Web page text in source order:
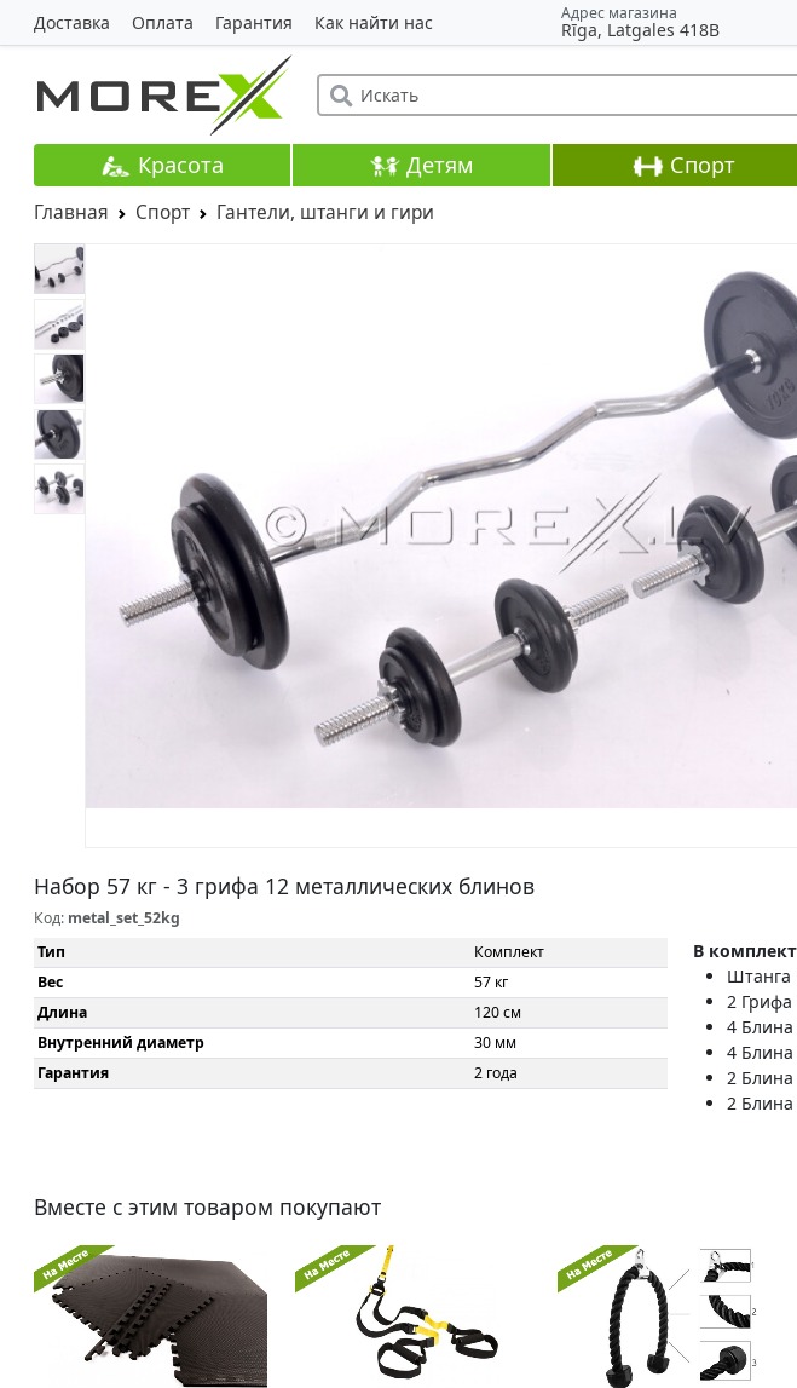
Доставка Оплата Гарантия Как найти нас Адрес магазина
Rīga, Latgales 418B
Красота Детям Спорт
Главная Спорт Гантели, штанги и гири
Набор 57 кг - 3 грифа 12 металлических блинов
Код: metal_set_52kg
Тип
Комплект
Вес
57 кг
Длина
120 см
Внутренний диаметр
30 мм
Гарантия
2 года
В
Штанга
2 Грифа
4 Блина
4 Блина
2 Блина
2 Блина
Вместе с этим товаром покупают